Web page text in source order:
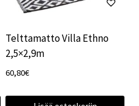
Telttamatto Villa Ethno
2,5×2,9m
60,80€